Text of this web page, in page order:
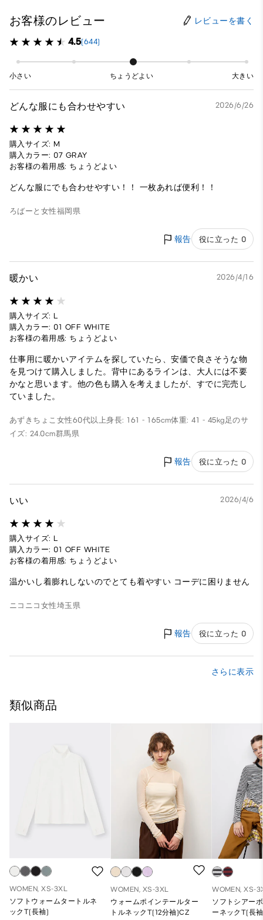
お客様のレビュー レビューを書く
4.5(644)
小さい ちょうどよい 大きい
どんな服にも合わせやすい 2026/6/26
購入サイズ: M
購入カラー: 07 GRAY
お客様の着用感: ちょうどよい
どんな服にでも合わせやすい！！ 一枚あれば便利！！
ろばーと 女性福岡県
報告 役に立った 0
暖かい 2026/4/16
購入サイズ: L
購入カラー: 01 OFF WHITE
お客様の着用感: ちょうどよい
仕事用に暖かいアイテムを探していたら、安価で良さそうな物
を見つけて購入しました。背中にあるラインは、大人には不要
かなと思います。他の色も購入を考えましたが、すでに完売し
ていました。
あずきちょこ 女性60代以上身長: 161 - 165cm体重: 41 - 45kg足のサ
イズ: 24.0cm群馬県
報告 役に立った 0
いい 2026/4/6
購入サイズ: L
購入カラー: 01 OFF WHITE
お客様の着用感: ちょうどよい
温かいし着膨れしないのでとても着やすい コーデに困りません
ニコニコ 女性埼玉県
報告 役に立った 0
さらに表示
類似商品
WOMEN, XS-3XL
ソフトウォームタートルネ
ックT(長袖)
WOMEN, XS-3XL
ウォームポインテールター
トルネックT(12分袖)CZ
WOMEN, XS-
ソフトシアー
ーネックT(長